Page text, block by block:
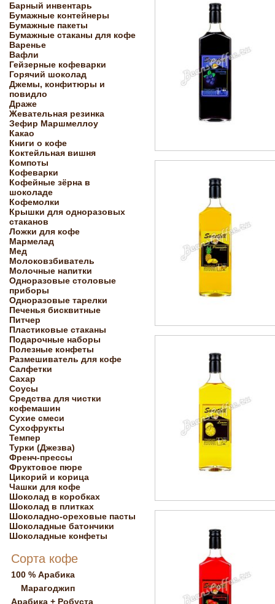
Барный инвентарь
Бумажные контейнеры
Бумажные пакеты
Бумажные стаканы для кофе
Варенье
Вафли
Гейзерные кофеварки
Горячий шоколад
Джемы, конфитюры и
повидло
Драже
Жевательная резинка
Зефир Маршмеллоу
Какао
Книги о кофе
Коктейльная вишня
Компоты
Кофеварки
Кофейные зёрна в
шоколаде
Кофемолки
Крышки для одноразовых
стаканов
Ложки для кофе
Мармелад
Мед
Молоковзбиватель
Молочные напитки
Одноразовые столовые
приборы
Одноразовые тарелки
Печенья бисквитные
Питчер
Пластиковые стаканы
Подарочные наборы
Полезные конфеты
Размешиватель для кофе
Салфетки
Сахар
Соусы
Средства для чистки
кофемашин
Сухие смеси
Сухофрукты
Темпер
Турки (Джезва)
Френч-прессы
Фруктовое пюре
Цикорий и корица
Чашки для кофе
Шоколад в коробках
Шоколад в плитках
Шоколадно-ореховые пасты
Шоколадные батончики
Шоколадные конфеты
Сорта кофе
100 % Арабика
Марагоджип
Арабика + Робуста